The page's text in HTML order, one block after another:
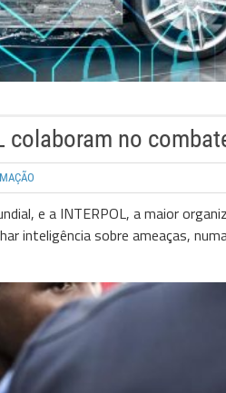
colaboram no
e a INTERPOL, a maior
inteligência sobre ameaças,